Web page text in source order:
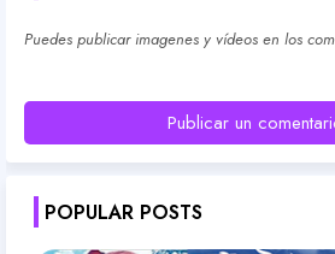
Puedes publicar imagenes y vídeos en los
Publicar un
POPULAR POSTS